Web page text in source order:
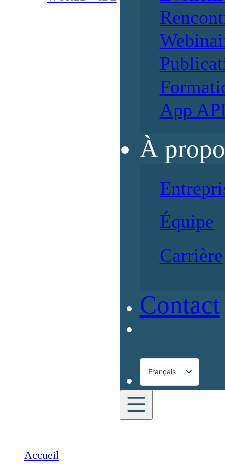
App
À
Équipe
Carrière
Contact
Français
English
Accueil